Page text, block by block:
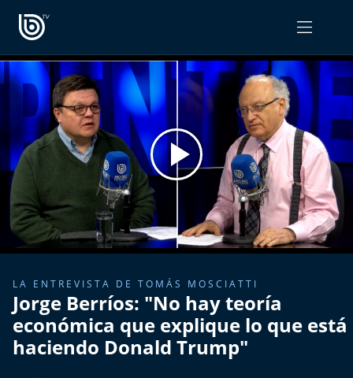
PROGRAMAS
Radiograma
Expreso Bío Bío
Podría Ser Peor
La Entrevista de Tomás Mosciatti
Entrevistas BioBioTV
Comentarios de Tomás Mosciatti
Más de Ti Podcast
OPINIÓN
PODCAST RADIOGRAMA
LA ENTREVISTA DE TOMÁS MOSCIATTI
Jorge Berríos: "No hay teoría
económica que explique lo que está
haciendo Donald Trump"